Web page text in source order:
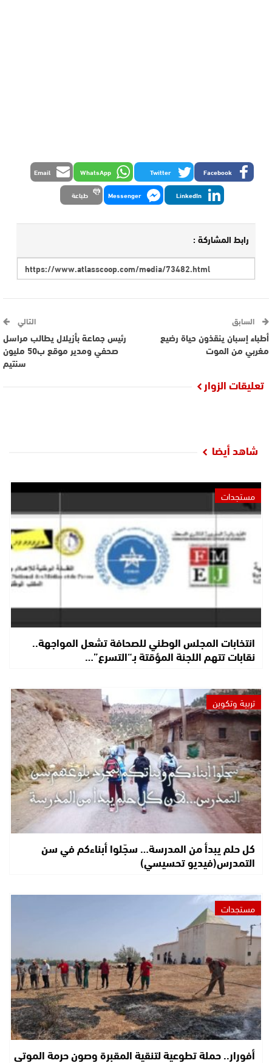
Facebook
Twitter
WhatsApp
Email
LinkedIn
Messenger طباعة
رابط المشاركة :
السابق
أطباء إسبان ينقذون حياة رضيع
مغربي من الموت
التالي
رئيس جماعة بأزيلال يطالب مراسل
صحفي ومدير موقع ب50 مليون
سنتيم
تعليقات الزوار
شاهد أيضا
مستجدات
انتخابات المجلس الوطني للصحافة تشعل المواجهة..
نقابات تتهم اللجنة المؤقتة بـ“التسرع”…
تربية وتكوين
كل حلم يبدأ من المدرسة… سجّلوا أبناءكم في سن
التمدرس(فيديو تحسيسي)
مستجدات
أفورار.. حملة تطوعية لتنقية المقبرة وصون حرمة الموتى